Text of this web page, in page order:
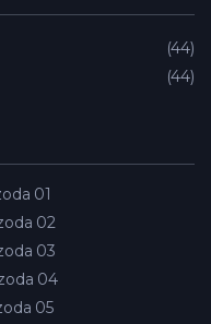
44
44
01
02
03
04
05